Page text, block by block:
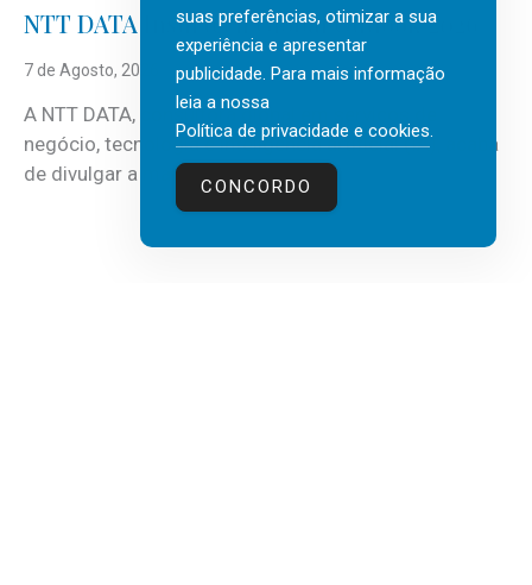
NTT DATA Insurtech Global Outlook 2026
7 de Agosto, 2026
A NTT DATA, consultora global em serviços de
negócio, tecnologia e inteligência artificial (IA), acaba
de divulgar a mais recente...
suas preferências, otimizar a sua
experiência e apresentar
publicidade. Para mais informação
leia a nossa
Política de privacidade e cookies.
CONCORDO